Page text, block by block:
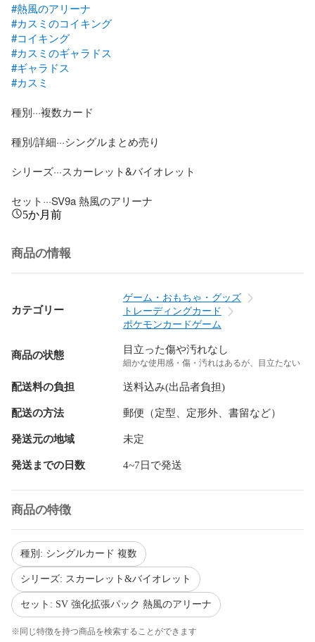
#熱風のアリーナ
#カスミのコイキング
#コイキング
#カスミのギャラドス
#ギャラドス
#カスミ
種別···複数カード
種別/詳細···シングルまとめ売り
シリーズ···スカーレット&バイオレット
セット···SV9a 熱風のアリーナ
5か月前
商品の情報
カテゴリー
ゲーム・おもちゃ・グッズ
トレーディングカード
ポケモンカードゲーム
商品の状態 目立った傷や汚れなし
細かな使用感・傷・汚れはあるが、目立たない
配送料の負担 送料込み(出品者負担)
配送の方法 郵便（定型、定形外、書留など）
発送元の地域 未定
発送までの日数 4~7日で発送
商品の特徴
種別: シングルカード 複数
シリーズ: スカーレット&バイオレット
セット: SV 強化拡張パック 熱風のアリーナ
※同じ特徴を持つ商品を検索することができます